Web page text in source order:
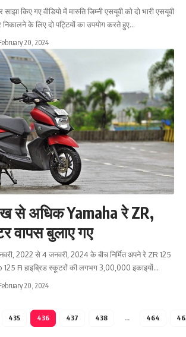
साझा किए गए वीडियो में मारुति जिम्नी एसयूवी को दो भारी एसयूवी
निकालने के लिए दो पट्टियों का उपयोग करते हुए…
20, 2024
से अधिक Yamaha रे ZR,
वापस बुलाए गए
2022 से 4 जनवरी, 2024 के बीच निर्मित अपने रे ZR 125
125 Fi हाइब्रिड स्कूटरों की लगभग 3,00,000 इकाइयों…
20, 2024
435 436 437 438 … 464